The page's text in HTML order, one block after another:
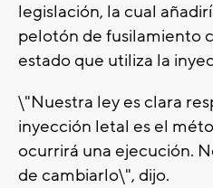
legislación, la cual
pelotón de fusilamiento
estado que utiliza la
\"Nuestra ley es clara
inyección letal es el
ocurrirá una ejecución.
de cambiarlo\", dijo.